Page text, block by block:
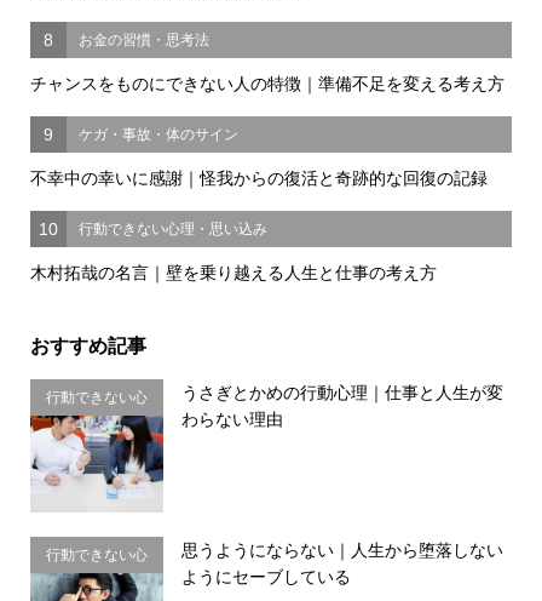
8 お金の習慣・思考法
チャンスをものにできない人の特徴｜準備不足を変える考え方
9 ケガ・事故・体のサイン
不幸中の幸いに感謝｜怪我からの復活と奇跡的な回復の記録
10 行動できない心理・思い込み
木村拓哉の名言｜壁を乗り越える人生と仕事の考え方
おすすめ記事
行動できない心
理・思い込み
うさぎとかめの行動心理｜仕事と人生が変
わらない理由
行動できない心
理・思い込み
思うようにならない｜人生から堕落しない
ようにセーブしている